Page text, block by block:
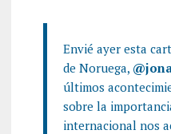
Envié ayer esta
de Noruega,
últimos
sobre la
internacional nos